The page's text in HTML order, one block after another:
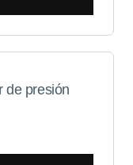
de presión